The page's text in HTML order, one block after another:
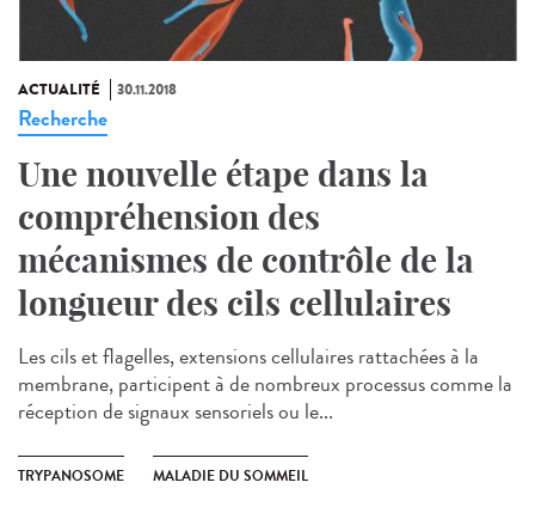
ACTUALITÉ 30.11.2018
Recherche
Une nouvelle étape dans la
compréhension des
mécanismes de contrôle de la
longueur des cils cellulaires
Les cils et flagelles, extensions cellulaires rattachées à la
membrane, participent à de nombreux processus comme la
réception de signaux sensoriels ou le...
TRYPANOSOME MALADIE DU SOMMEIL